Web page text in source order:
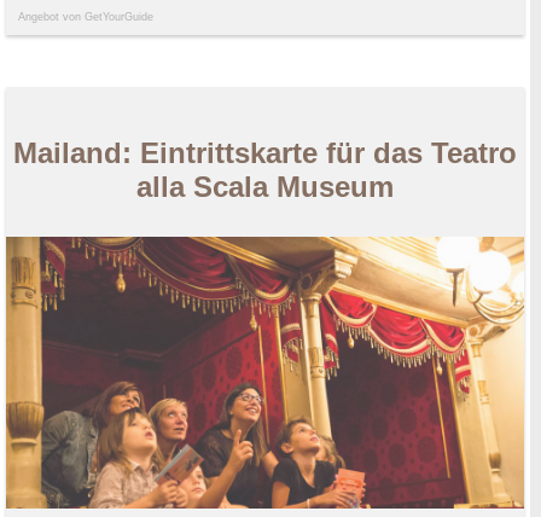
Angebot von GetYourGuide
Mailand: Eintrittskarte für das Teatro
alla Scala Museum